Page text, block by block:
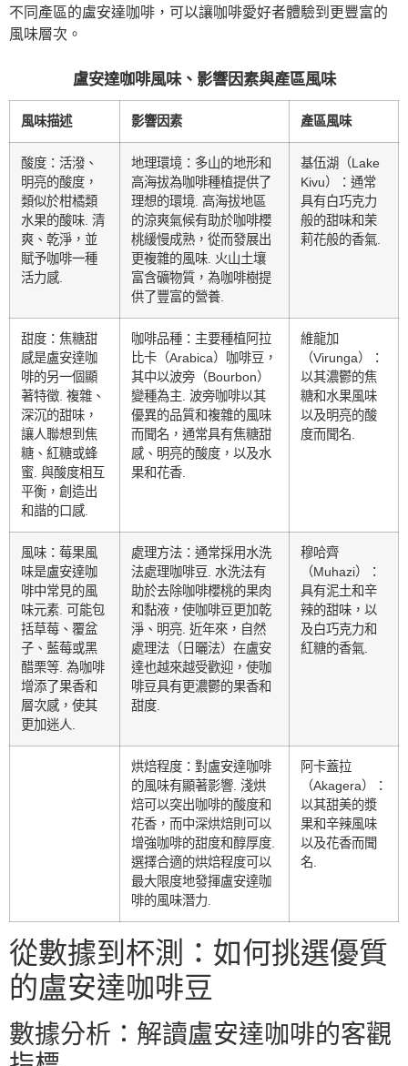
不同產區的盧安達咖啡，可以讓咖啡愛好者體驗到更豐富的
風味層次。
盧安達咖啡風味、影響因素與產區風味
風味描述 影響因素 產區風味
酸度：活潑、
明亮的酸度，
類似於柑橘類
水果的酸味. 清
爽、乾淨，並
賦予咖啡一種
活力感.
地理環境：多山的地形和
高海拔為咖啡種植提供了
理想的環境. 高海拔地區
的涼爽氣候有助於咖啡櫻
桃緩慢成熟，從而發展出
更複雜的風味. 火山土壤
富含礦物質，為咖啡樹提
供了豐富的營養.
基伍湖（Lake
Kivu）：通常
具有白巧克力
般的甜味和茉
莉花般的香氣.
甜度：焦糖甜
感是盧安達咖
啡的另一個顯
著特徵. 複雜、
深沉的甜味，
讓人聯想到焦
糖、紅糖或蜂
蜜. 與酸度相互
平衡，創造出
和諧的口感.
咖啡品種：主要種植阿拉
比卡（Arabica）咖啡豆，
其中以波旁（Bourbon）
變種為主. 波旁咖啡以其
優異的品質和複雜的風味
而聞名，通常具有焦糖甜
感、明亮的酸度，以及水
果和花香.
維龍加
（Virunga）：
以其濃鬱的焦
糖和水果風味
以及明亮的酸
度而聞名.
風味：莓果風
味是盧安達咖
啡中常見的風
味元素. 可能包
括草莓、覆盆
子、藍莓或黑
醋栗等. 為咖啡
增添了果香和
層次感，使其
更加迷人.
處理方法：通常採用水洗
法處理咖啡豆. 水洗法有
助於去除咖啡櫻桃的果肉
和黏液，使咖啡豆更加乾
淨、明亮. 近年來，自然
處理法（日曬法）在盧安
達也越來越受歡迎，使咖
啡豆具有更濃鬱的果香和
甜度.
穆哈齊
（Muhazi）：
具有泥土和辛
辣的甜味，以
及白巧克力和
紅糖的香氣.
烘焙程度：對盧安達咖啡
的風味有顯著影響. 淺烘
焙可以突出咖啡的酸度和
花香，而中深烘焙則可以
增強咖啡的甜度和醇厚度.
選擇合適的烘焙程度可以
最大限度地發揮盧安達咖
啡的風味潛力.
阿卡蓋拉
（Akagera）：
以其甜美的漿
果和辛辣風味
以及花香而聞
名.
從數據到杯測：如何挑選優質
的盧安達咖啡豆
數據分析：解讀盧安達咖啡的客觀